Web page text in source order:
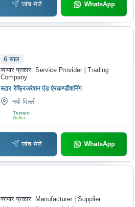
जांच भेजें WhatsApp
6 साल
व्यापार प्रकार:Service Provider | Trading
Company
स्टार रेफ्रिजरेशन एंड ऐरकण्डीशनिंग
नयी दिल्ली
Trusted
Seller
जांच भेजें WhatsApp
व्यापार प्रकार: Manufacturer | Supplier